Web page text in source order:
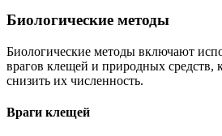
Биологические методы
Биологические методы включают
врагов клещей и природных средств,
снизить их численность.
Враги клещей